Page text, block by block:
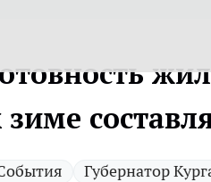
зиме
Губернатор